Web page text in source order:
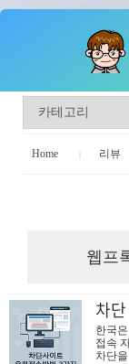
Home 리뷰
웹프
차
한국
접속
차단